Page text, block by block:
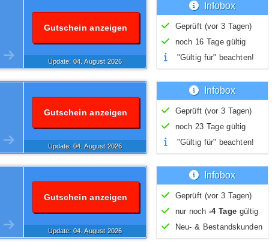
Gutschein anzeigen
Update: 04.August2026
Infobox
Geprüft (vor 3 Tagen)
noch 16 Tage gültig
"Gültig für" beachten!
Gutschein anzeigen
Update: 04.August2026
Infobox
Geprüft (vor 3 Tagen)
noch 23 Tage gültig
"Gültig für" beachten!
Gutschein anzeigen
Update: 04.August2026
Infobox
Geprüft (vor 3 Tagen)
nur noch-4 Tagegültig
Neu- & Bestandskunden